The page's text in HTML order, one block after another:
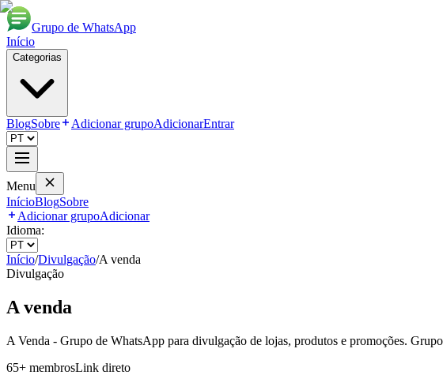
Grupo de WhatsApp
Início
Categorias
BlogSobre Adicionar grupoAdicionarEntrar
Menu
InícioBlogSobre
Adicionar grupoAdicionar
Idioma:
Início/Divulgação/A venda
Divulgação
A venda
A Venda - Grupo de WhatsApp para divulgação de lojas, produtos e promoções.
65+ membrosLink direto